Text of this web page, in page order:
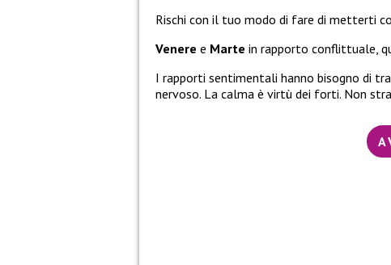
Rischi con il tuo modo di fare di metterti
Venere e Marte in rapporto conflittuale,
I rapporti sentimentali hanno bisogno di
nervoso. La calma è virtù dei forti. Non